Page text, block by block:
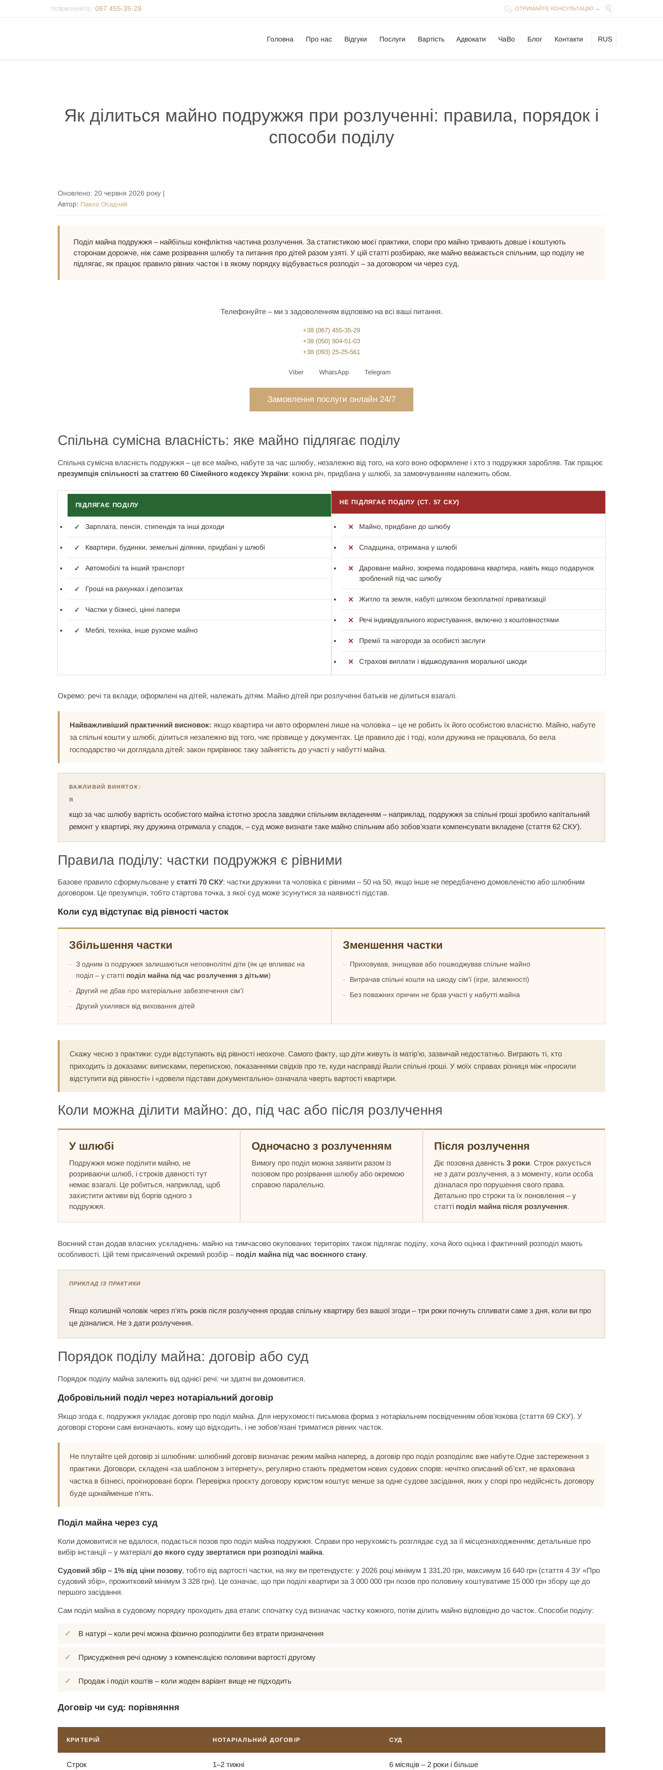
ТЕЛЕФОНУЙТЕ: 067 455-35-29  ОТРИМАЙТЕ КОНСУЛЬТАЦІЮ → 
Головна Про нас Відгуки Послуги Вартість Адвокати ЧаВо Блог Контакти RUS
Як ділиться майно подружжя при розлученні: правила, порядок і
способи поділу
Оновлено: 20 червня 2026 року |
Автор: Павло Осадчий
Поділ майна подружжя – найбільш конфліктна частина розлучення. За статистикою моєї практики, спори про майно тривають довше і коштують
сторонам дорожче, ніж саме розірвання шлюбу та питання про дітей разом узяті. У цій статті розбираю, яке майно вважається спільним, що поділу не
підлягає, як працює правило рівних часток і в якому порядку відбувається розподіл – за договором чи через суд.
Телефонуйте – ми з задоволенням відповімо на всі ваші питання.
+38 (067) 455-35-29
+38 (050) 904-51-03
+38 (093) 25-25-561
Viber WhatsApp Telegram
Замовлення послуги онлайн 24/7
Спільна сумісна власність: яке майно підлягає поділу
Спільна сумісна власність подружжя – це все майно, набуте за час шлюбу, незалежно від того, на кого воно оформлене і хто з подружжя заробляв. Так працює
презумпція спільності за статтею 60 Сімейного кодексу України: кожна річ, придбана у шлюбі, за замовчуванням належить обом.
ПІДЛЯГАЄ ПОДІЛУ
Зарплата, пенсія, стипендія та інші доходи
Квартири, будинки, земельні ділянки, придбані у шлюбі
Автомобілі та інший транспорт
Гроші на рахунках і депозитах
Частки у бізнесі, цінні папери
Меблі, техніка, інше рухоме майно
НЕ ПІДЛЯГАЄ ПОДІЛУ (СТ. 57 СКУ)
Майно, придбане до шлюбу
Спадщина, отримана у шлюбі
Дароване майно, зокрема подарована квартира, навіть якщо подарунок
зроблений під час шлюбу
Житло та земля, набуті шляхом безоплатної приватизації
Речі індивідуального користування, включно з коштовностями
Премії та нагороди за особисті заслуги
Страхові виплати і відшкодування моральної шкоди
Окремо: речі та вклади, оформлені на дітей, належать дітям. Майно дітей при розлученні батьків не ділиться взагалі.
Найважливіший практичний висновок: якщо квартира чи авто оформлені лише на чоловіка – це не робить їх його особистою власністю. Майно, набуте
за спільні кошти у шлюбі, ділиться незалежно від того, чиє прізвище у документах. Це правило діє і тоді, коли дружина не працювала, бо вела
господарство чи доглядала дітей: закон прирівнює таку зайнятість до участі у набутті майна.
ВАЖЛИВИЙ ВИНЯТОК:
Я
кщо за час шлюбу вартість особистого майна істотно зросла завдяки спільним вкладенням – наприклад, подружжя за спільні гроші зробило капітальний
ремонт у квартирі, яку дружина отримала у спадок, – суд може визнати таке майно спільним або зобов’язати компенсувати вкладене (стаття 62 СКУ).
Правила поділу: частки подружжя є рівними
Базове правило сформульоване у статті 70 СКУ: частки дружини та чоловіка є рівними – 50 на 50, якщо інше не передбачено домовленістю або шлюбним
договором. Це презумпція, тобто стартова точка, з якої суд може зсунутися за наявності підстав.
Коли суд відступає від рівності часток
Збільшення частки
З одним із подружжя залишаються неповнолітні діти (як це впливає на
поділ – у статті поділ майна під час розлучення з дітьми)
Другий не дбав про матеріальне забезпечення сім’ї
Другий ухилявся від виховання дітей
Зменшення частки
Приховував, знищував або пошкоджував спільне майно
Витрачав спільні кошти на шкоду сім’ї (ігри, залежності)
Без поважних причин не брав участі у набутті майна
Скажу чесно з практики: суди відступають від рівності неохоче. Самого факту, що діти живуть із матір’ю, зазвичай недостатньо. Виграють ті, хто
приходить із доказами: виписками, перепискою, показаннями свідків про те, куди насправді йшли спільні гроші. У моїх справах різниця між «просили
відступити від рівності» і «довели підстави документально» означала чверть вартості квартири.
Коли можна ділити майно: до, під час або після розлучення
У шлюбі
Подружжя може поділити майно, не
розриваючи шлюб, і строків давності тут
немає взагалі. Це робиться, наприклад, щоб
захистити активи від боргів одного з
подружжя.
Одночасно з розлученням
Вимогу про поділ можна заявити разом із
позовом про розірвання шлюбу або окремою
справою паралельно.
Після розлучення
Діє позовна давність 3 роки. Строк рахується
не з дати розлучення, а з моменту, коли особа
дізналася про порушення свого права.
Детально про строки та їх поновлення – у
статті поділ майна після розлучення.
Воєнний стан додав власних ускладнень: майно на тимчасово окупованих територіях також підлягає поділу, хоча його оцінка і фактичний розподіл мають
особливості. Цій темі присвячений окремий розбір – поділ майна під час воєнного стану.
ПРИКЛАД ІЗ ПРАКТИКИ
Якщо колишній чоловік через п’ять років після розлучення продав спільну квартиру без вашої згоди – три роки почнуть спливати саме з дня, коли ви про
це дізналися. Не з дати розлучення.
Порядок поділу майна: договір або суд
Порядок поділу майна залежить від однієї речі: чи здатні ви домовитися.
Добровільний поділ через нотаріальний договір
Якщо згода є, подружжя укладає договір про поділ майна. Для нерухомості письмова форма з нотаріальним посвідченням обов’язкова (стаття 69 СКУ). У
договорі сторони самі визначають, кому що відходить, і не зобов’язані триматися рівних часток.
Не плутайте цей договір зі шлюбним: шлюбний договір визначає режим майна наперед, а договір про поділ розподіляє вже набуте.Одне застереження з
практики. Договори, складені «за шаблоном з інтернету», регулярно стають предметом нових судових спорів: нечітко описаний об’єкт, не врахована
частка в бізнесі, проігноровані борги. Перевірка проєкту договору юристом коштує менше за одне судове засідання, яких у спорі про недійсність договору
буде щонайменше п’ять.
Поділ майна через суд
Коли домовитися не вдалося, подається позов про поділ майна подружжя. Справи про нерухомість розглядає суд за її місцезнаходженням; детальніше про
вибір інстанції – у матеріалі до якого суду звертатися при розподілі майна.
Судовий збір – 1% від ціни позову, тобто від вартості частки, на яку ви претендуєте: у 2026 році мінімум 1 331,20 грн, максимум 16 640 грн (стаття 4 ЗУ «Про
судовий збір», прожитковий мінімум 3 328 грн). Це означає, що при поділі квартири за 3 000 000 грн позов про половину коштуватиме 15 000 грн збору ще до
першого засідання.
Сам поділ майна в судовому порядку проходить два етапи: спочатку суд визначає частку кожного, потім ділить майно відповідно до часток. Способи поділу:
В натурі – коли речі можна фізично розподілити без втрати призначення
Присудження речі одному з компенсацією половини вартості другому
Продаж і поділ коштів – коли жоден варіант вище не підходить
Договір чи суд: порівняння
КРИТЕРІЙ НОТАРІАЛЬНИЙ ДОГОВІР СУД
Строк 1–2 тижні 6 місяців – 2 роки і більше